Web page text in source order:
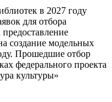
для отбора
создание модельных
Прошедшие отбор
федерального проекта
культуры»